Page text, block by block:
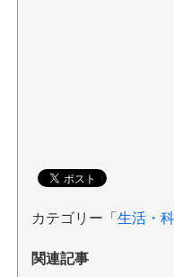
カテゴリー「 生活・
関連記事